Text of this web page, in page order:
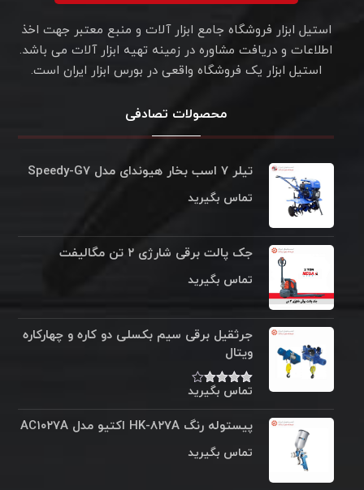
استیل ابزار فروشگاه جامع ابزار آلات و منبع معتبر جهت اخذ
اطلاعات و دریافت مشاوره در زمینه تهیه ابزار آلات می باشد.
استیل ابزار یک فروشگاه واقعی در بورس ابزار ایران است.
محصولات تصادفی
تیلر ۷ اسب بخار هیوندای مدل Speedy-G۷
تماس بگیرید
جک پالت برقی شارژی ۲ تن مگالیفت
تماس بگیرید
جرثقیل برقی سیم بکسلی دو کاره و چهارکاره
ویتال
نمره
تماس بگیرید
پیستوله رنگ HK-۸۲۷A اکتیو مدل AC۱۰۲۷A
تماس بگیرید